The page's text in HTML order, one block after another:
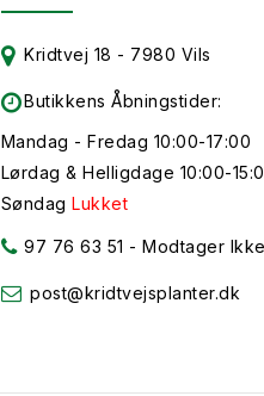
Kridtvej 18 - 7980 Vils
Butikkens Åbningstider:
Mandag - Fredag 10:00-17:00
Lørdag & Helligdage 10:00-
SøndagLukket
97 76 63 51 - Modtager
post@kridtvejsplanter.dk